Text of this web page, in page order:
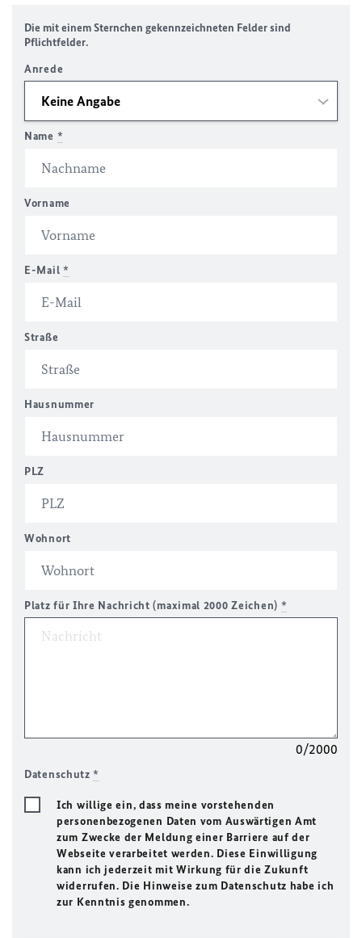
Die mit einem Sternchen gekennzeichneten Felder sind
Pflichtfelder.
Anrede
Name *
Vorname
E-Mail *
Straße
Hausnummer
PLZ
Wohnort
Platz für Ihre Nachricht (maximal 2000 Zeichen) *
0/2000
Datenschutz*
Ich willige ein, dass meine vorstehenden
personenbezogenen Daten vom Auswärtigen Amt
zum Zwecke der Meldung einer Barriere auf der
Webseite verarbeitet werden. Diese Einwilligung
kann ich jederzeit mit Wirkung für die Zukunft
widerrufen. Die Hinweise zum Datenschutz habe ich
zur Kenntnis genommen.